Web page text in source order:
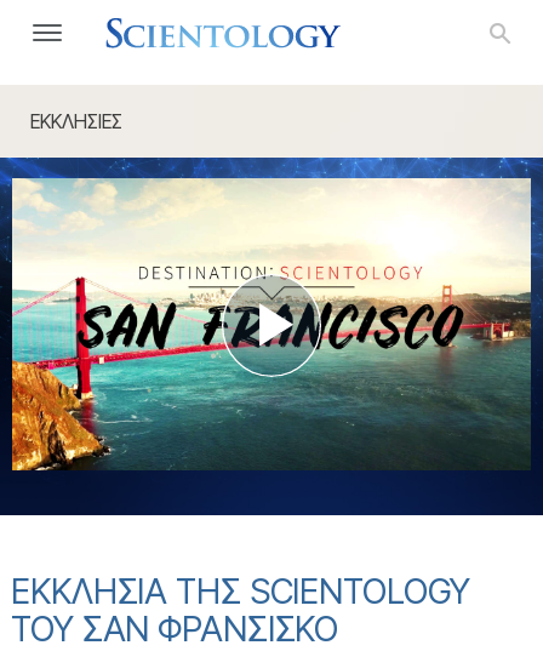
ΕΚΚΛΗΣΙΕΣ
ΕΚΚΛΗΣΙΑ ΤΗΣ SCIENTOLOGY
ΤΟΥ ΣΑΝ ΦΡΑΝΣΙΣΚΟ